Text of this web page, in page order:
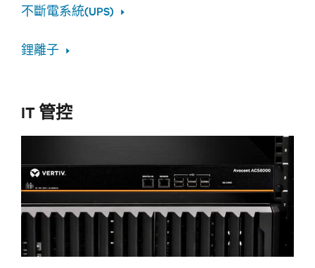
不斷電系統(UPS)
鋰離子
IT 管控